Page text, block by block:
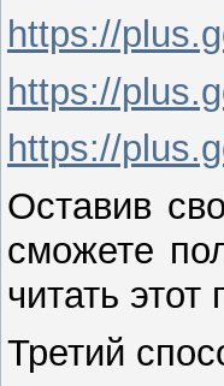
https://
https://
https://
Оставив
сможете
читать этот
Третий